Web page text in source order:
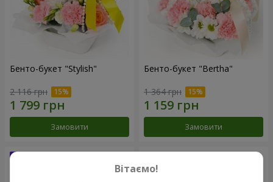
Бенто-букет "Stylish"
2 116 грн
Замовити
Бенто-букет "Bertha"
1 364 грн
Замовити
Вітаємо!